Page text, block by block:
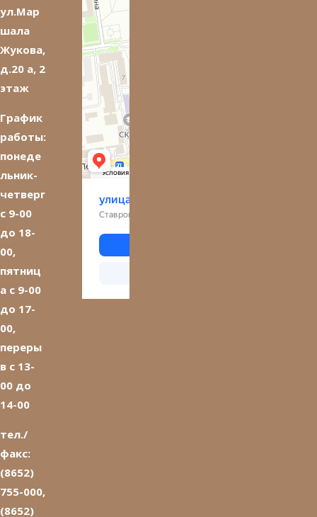
ул.Мар
шала
Жукова,
д.20 а, 2
этаж
График
работы:
понеде
льник-
четверг
с 9-00
до 18-
00,
пятниц
а с 9-00
до 17-
00,
переры
в с 13-
00 до
14-00
тел./
факс:
(8652)
755-000,
(8652)